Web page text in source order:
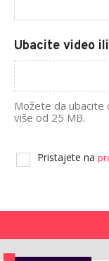
Ubacite video
Možete da ubacite
više od 25 MB.
Pristajete na